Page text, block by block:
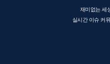
재미없는 세
실시간 이슈 커